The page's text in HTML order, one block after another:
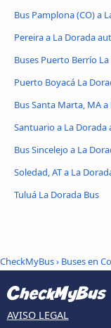
Bus Pamplona (CO) a
Pereira a La Dorada
Buses Puerto Berrío
Puerto Boyacá La
Bus Santa Marta, MA
Santuario a La Dorada
Bus Sincelejo a La
Soledad, AT a La
Tuluá La Dorada Bus
CheckMyBus› Buses en
AVISO LEGAL